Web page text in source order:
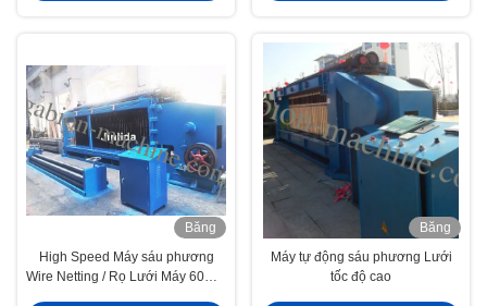
Băng
High Speed ​​Máy sáu phương
Wire Netting / Rọ Lưới Máy 60mm
Băng
hình
Máy tự động sáu phương Lưới
tốc độ cao